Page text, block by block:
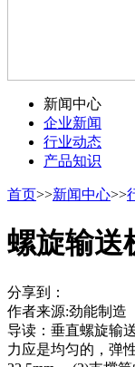
新闻中心
企业新闻
行业动态
产品知识
首页>>新闻中心>>
螺旋输送
分享到：
作者来源:劲能制
导读： 垂直螺旋输
力应是均匀的，弹